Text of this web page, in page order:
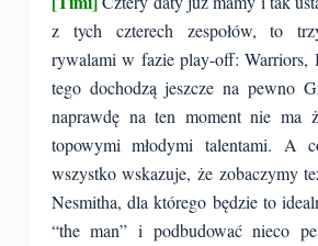
z tych czterech zespołów, to
rywalami w fazie play-off: Warriors,
tego dochodzą jeszcze na pewno
naprawdę na ten moment nie ma
topowymi młodymi talentami. A
wszystko wskazuje, że zobaczymy
Nesmitha, dla którego będzie to
“the man” i podbudować nieco